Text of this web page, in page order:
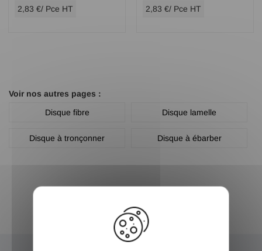
2,83 €/ Pce HT
2,83 €/ Pce HT
Voir nos autres pages :
Disque fibre
Disque lamelle
Disque à tronçonner Disque à ébarber